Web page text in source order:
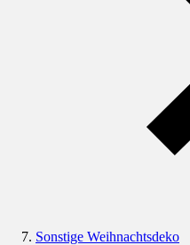
Sonstige Weihnachtsdeko